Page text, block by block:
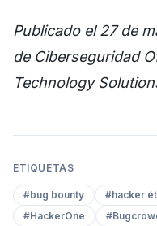
Publicado el 27 de
de Ciberseguridad
Technology
ETIQUETAS
#bug bounty #hacker
#HackerOne #